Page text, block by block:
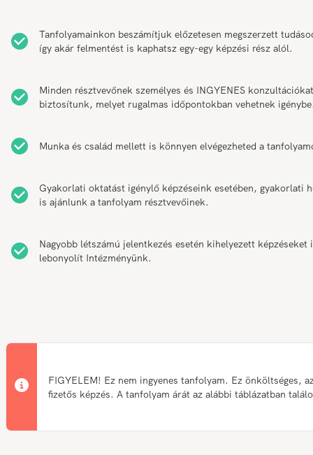
Tanfolyamainkon beszámítjuk előzetesen megszerzett
így akár felmentést is kaphatsz egy-egy képzési rész alól.
Minden résztvevőnek személyes és INGYENES konzultációkat
biztosítunk, melyet rugalmas időpontokban vehetnek
Munka és család mellett is könnyen elvégezheted a
Gyakorlati oktatást igénylő képzéseink esetében, gyakorlati
is ajánlunk a tanfolyam résztvevőinek.
Nagyobb létszámú jelentkezés esetén kihelyezett képzéseket
lebonyolít Intézményünk.
FIGYELEM! Ez nem ingyenes tanfolyam. Ez önköltséges,
fizetős képzés. A tanfolyam árát az alábbi táblázatban